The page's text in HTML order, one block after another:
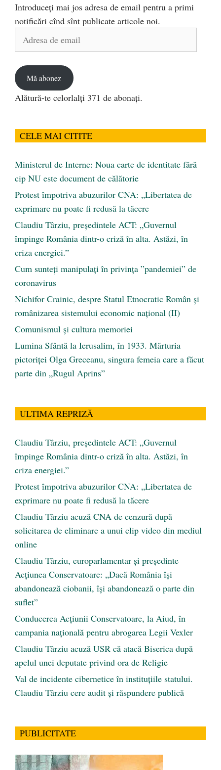
Introduceți mai jos adresa de email pentru a primi
notificări cînd sînt publicate articole noi.
Adresa
Mă abonez
Alătură-te celorlalți 371 de abonați.
CELE MAI CITITE
Ministerul de Interne: Noua carte de identitate fără
cip NU este document de călătorie
Protest împotriva abuzurilor CNA: „Libertatea de
exprimare nu poate fi redusă la tăcere
Claudiu Târziu, președintele ACT: „Guvernul
împinge România dintr-o criză în alta. Astăzi, în
criza energiei.”
Cum sunteți manipulați în privința ”pandemiei” de
coronavirus
Nichifor Crainic, despre Statul Etnocratic Român şi
românizarea sistemului economic naţional (II)
Comunismul şi cultura memoriei
Lumina Sfântă la Ierusalim, în 1933. Mărturia
pictoriței Olga Greceanu, singura femeia care a făcut
parte din „Rugul Aprins”
ULTIMA REPRIZĂ
Claudiu Târziu, președintele ACT: „Guvernul
împinge România dintr-o criză în alta. Astăzi, în
criza energiei.”
Protest împotriva abuzurilor CNA: „Libertatea de
exprimare nu poate fi redusă la tăcere
Claudiu Târziu acuză CNA de cenzură după
solicitarea de eliminare a unui clip video din mediul
online
Claudiu Târziu, europarlamentar și președinte
Acțiunea Conservatoare: „Dacă România își
abandonează ciobanii, își abandonează o parte din
suflet”
Conducerea Acțiunii Conservatoare, la Aiud, în
campania națională pentru abrogarea Legii Vexler
Claudiu Târziu acuză USR că atacă Biserica după
apelul unei deputate privind ora de Religie
Val de incidente cibernetice în instituțiile statului.
Claudiu Târziu cere audit și răspundere publică
PUBLICITATE